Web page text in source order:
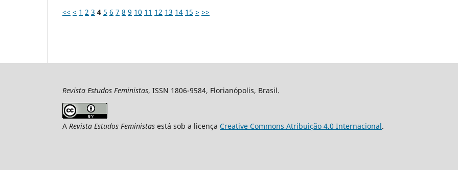
<< < 1 2 3 4 5 6 7 8 9 10 11 12 13 14 15 > >>
Revista Estudos Feministas, ISSN 1806-9584, Florianópolis, Brasil.
A Revista Estudos Feministas está sob a licença Creative Commons Atribuição 4.0 Internacional.